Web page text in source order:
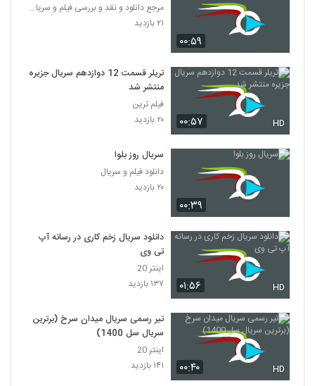
۰۰:۵۹
مرجع دانلود و نقد و بررسی فیلم و سریال‌های ایرانی
۲۱ بازدید
۰۰:۵۷ HD
تریلر قسمت 12 دوازدهم سریال جزیره
منتشر شد
فیلم ترین
۲۰ بازدید
۰۰:۳۹
سریال روز بلوا
دانلود فیلم و سریال
۲۰ بازدید
۰۱:۵۶ HD
دانلود سریال زخم کاری در رسانه آپ
تی وی
اینتر 20
۱۳۷ بازدید
۰۰:۴۰ HD
تیر رسمی سریال میدان سرخ (برترین
سریال سل 1400)
اینتر 20
۱۴۱ بازدید